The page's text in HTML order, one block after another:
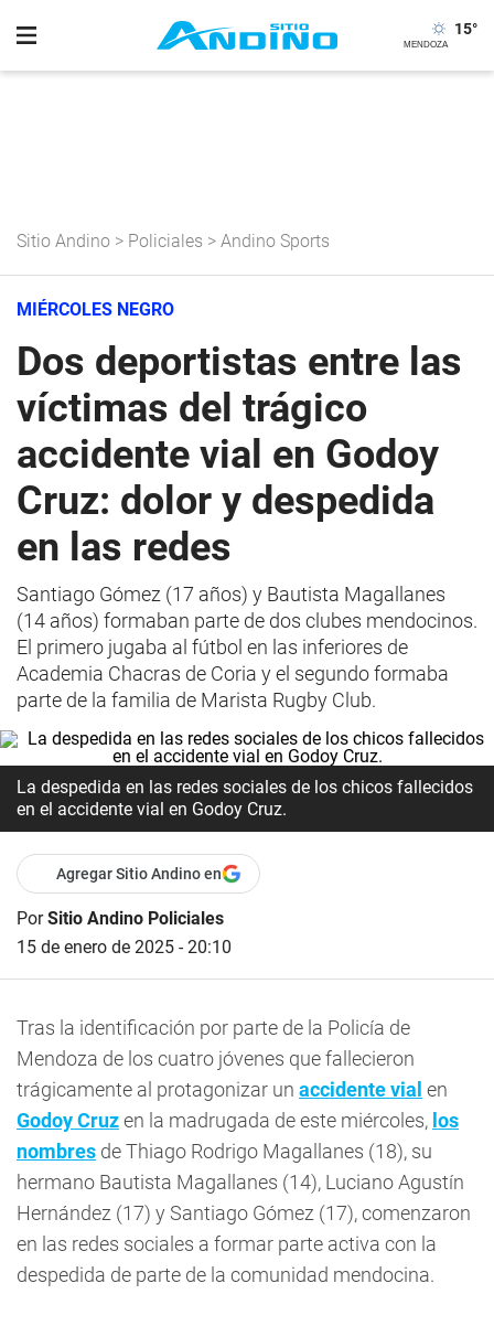
15°
Sitio Andino > Policiales > Andino Sports
MIÉRCOLES NEGRO
Dos deportistas entre las
víctimas del trágico
accidente vial en Godoy
Cruz: dolor y despedida
en las redes
Santiago Gómez (17 años) y Bautista Magallanes
(14 años) formaban parte de dos clubes mendocinos.
El primero jugaba al fútbol en las inferiores de
Academia Chacras de Coria y el segundo formaba
parte de la familia de Marista Rugby Club.
La despedida en las redes sociales de los chicos fallecidos
en el accidente vial en Godoy Cruz.
Agregar Sitio Andino en
PorSitio Andino Policiales
15 de enero de 2025 - 20:10
Tras la identificación por parte de la Policía de
Mendoza de los cuatro jóvenes que fallecieron
trágicamente al protagonizar un accidente vial en
Godoy Cruzen la madrugada de este miércoles, los
nombres de Thiago Rodrigo Magallanes (18), su
hermano Bautista Magallanes (14), Luciano Agustín
Hernández (17) y Santiago Gómez (17), comenzaron
en las redes sociales a formar parte activa con la
despedida de parte de la comunidad mendocina.